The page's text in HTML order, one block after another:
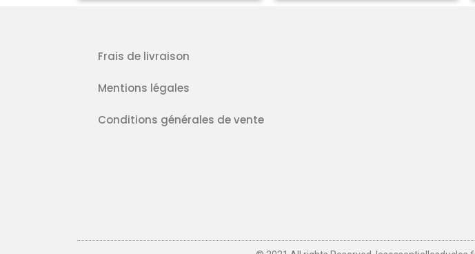
Frais de livraison
Mentions légales
Conditions générales de vente